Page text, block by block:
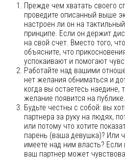
Прежде чем хватать своего
проведите описанный выше
настроен ли он на
принципе. Если он держит
на свой счет. Вместо того,
объясните, что
успокаивают и помогают
Работайте над вашими
нет желания обниматься и
когда вы остаетесь наедине,
желание появится на публике.
Будьте честны с собой: вы
партнера за руку на людях,
или потому что хотите
парень (ваша девушка)? Или
имеете над ним власть?
ваш партнер может